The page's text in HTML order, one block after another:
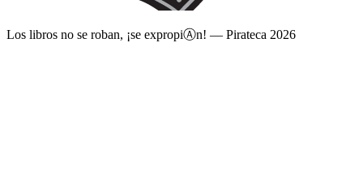
Los libros no se roban, ¡se expropiⒶn! — Pirateca 2026